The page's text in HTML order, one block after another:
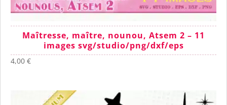
Maîtresse, maître, nounou, Atsem 2 – 11
images svg/studio/png/dxf/eps
4,00 €